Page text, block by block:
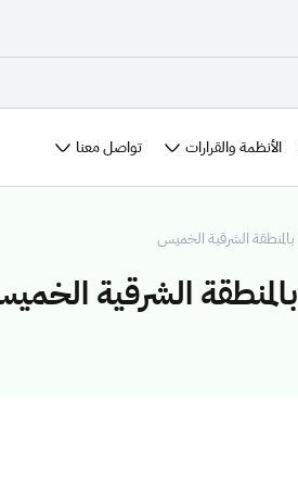
الأنظمة والقرارات تواصل معنا